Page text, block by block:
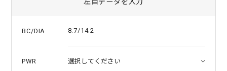
BC/DIA 8.7/14.2
PWR